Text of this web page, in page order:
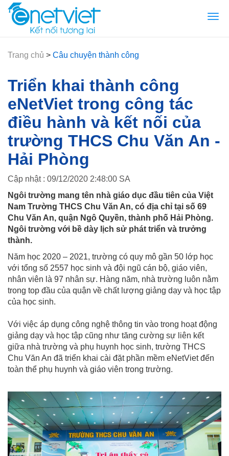
Trang chủ > Câu chuyện thành công
Triển khai thành công
eNetViet trong công tác
điều hành và kết nối của
trường THCS Chu Văn An -
Hải Phòng
Cập nhật : 09/12/2020 2:48:00 SA
Ngôi trường mang tên nhà giáo dục đầu tiên của Việt
Nam Trường THCS Chu Văn An, có địa chỉ tại số 69
Chu Văn An, quận Ngô Quyền, thành phố Hải Phòng.
Ngôi trường với bề dày lịch sử phát triển và trưởng
thành.
Năm học 2020 – 2021, trường có quy mô gần 50 lớp học
với tổng số 2557 học sinh và đội ngũ cán bộ, giáo viên,
nhân viên là 97 nhân sự. Hàng năm, nhà trường luôn nằm
trong top đầu của quận về chất lượng giảng dạy và học tập
của học sinh.
Với việc áp dụng công nghệ thông tin vào trong hoạt động
giảng dạy và học tập cũng như tăng cường sự liên kết
giữa nhà trường và phụ huynh học sinh, trường THCS
Chu Văn An đã triển khai cài đặt phần mềm eNetViet đến
toàn thể phụ huynh và giáo viên trong trường.